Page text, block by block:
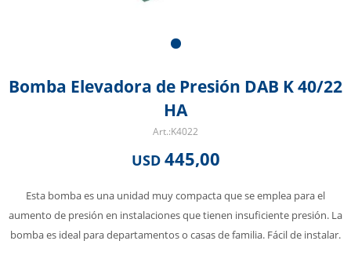
Bomba Elevadora de Presión DAB K 40/22
HA
K4022
USD 445,00
Esta bomba es una unidad muy compacta que se emplea para el
aumento de presión en instalaciones que tienen insuficiente presión. La
bomba es ideal para departamentos o casas de familia. Fácil de instalar.